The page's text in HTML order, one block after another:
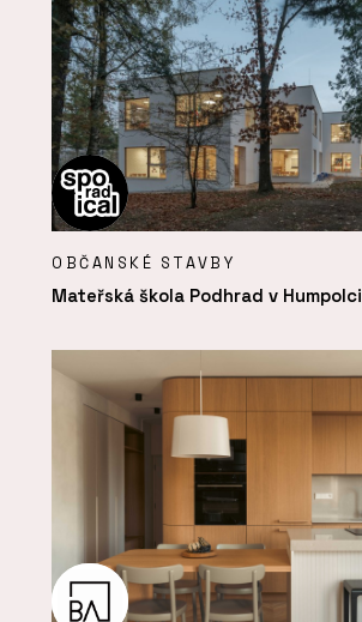
OBČANSKÉ STAVBY
Mateřská škola Podhrad v Humpolci